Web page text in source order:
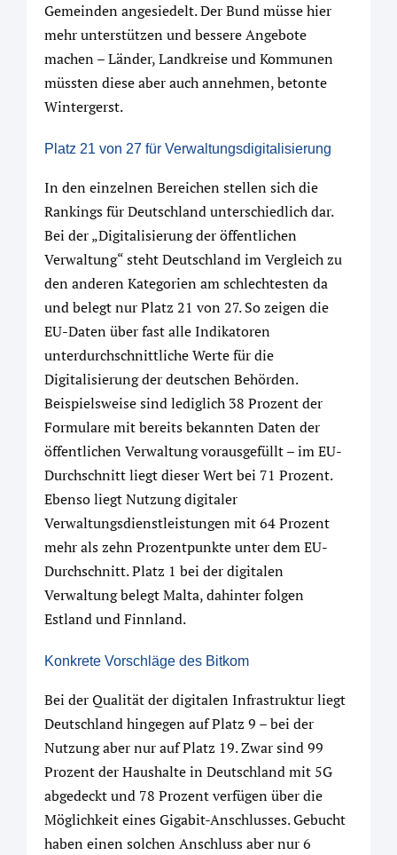
Gemeinden angesiedelt. Der Bund müsse hier
mehr unterstützen und bessere Angebote
machen – Länder, Landkreise und Kommunen
müssten diese aber auch annehmen, betonte
Wintergerst.
Platz 21 von 27 für Verwaltungsdigitalisierung
In den einzelnen Bereichen stellen sich die
Rankings für Deutschland unterschiedlich dar.
Bei der „Digitalisierung der öffentlichen
Verwaltung“ steht Deutschland im Vergleich zu
den anderen Kategorien am schlechtesten da
und belegt nur Platz 21 von 27. So zeigen die
EU-Daten über fast alle Indikatoren
unterdurchschnittliche Werte für die
Digitalisierung der deutschen Behörden.
Beispielsweise sind lediglich 38 Prozent der
Formulare mit bereits bekannten Daten der
öffentlichen Verwaltung vorausgefüllt – im EU-
Durchschnitt liegt dieser Wert bei 71 Prozent.
Ebenso liegt Nutzung digitaler
Verwaltungsdienstleistungen mit 64 Prozent
mehr als zehn Prozentpunkte unter dem EU-
Durchschnitt. Platz 1 bei der digitalen
Verwaltung belegt Malta, dahinter folgen
Estland und Finnland.
Konkrete Vorschläge des Bitkom
Bei der Qualität der digitalen Infrastruktur liegt
Deutschland hingegen auf Platz 9 – bei der
Nutzung aber nur auf Platz 19. Zwar sind 99
Prozent der Haushalte in Deutschland mit 5G
abgedeckt und 78 Prozent verfügen über die
Möglichkeit eines Gigabit-Anschlusses. Gebucht
haben einen solchen Anschluss aber nur 6